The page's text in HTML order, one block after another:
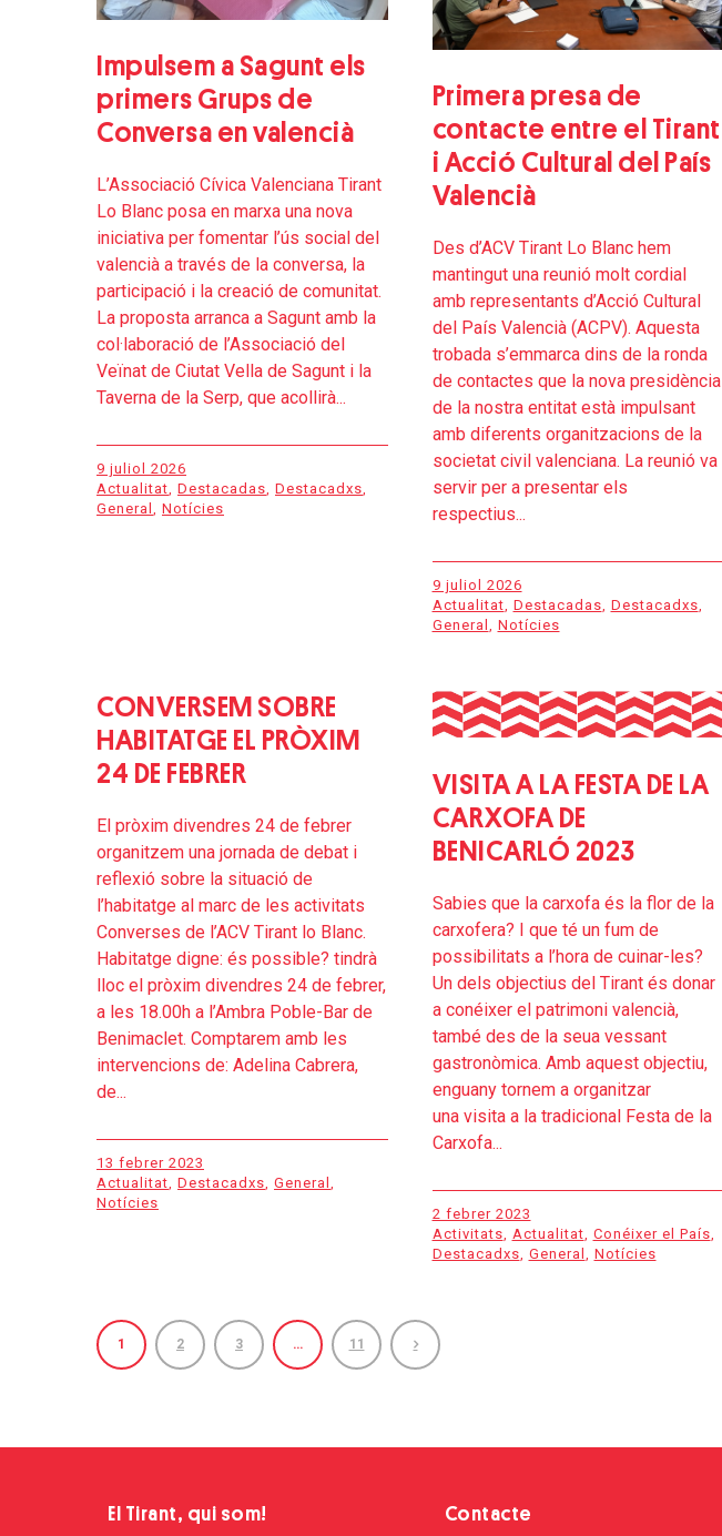
Impulsem a Sagunt els
primers Grups de
Conversa en valencià
L’Associació Cívica Valenciana Tirant
Lo Blanc posa en marxa una nova
iniciativa per fomentar l’ús social del
valencià a través de la conversa, la
participació i la creació de comunitat.
La proposta arranca a Sagunt amb la
col·laboració de l’Associació del
Veïnat de Ciutat Vella de Sagunt i la
Taverna de la Serp, que acollirà...
9 juliol 2026
Actualitat, Destacadas, Destacadxs,
General , Notícies
Primera presa de
contacte entre el Tirant
i Acció Cultural del País
Valencià
Des d’ACV Tirant Lo Blanc hem
mantingut una reunió molt cordial
amb representants d’Acció Cultural
del País Valencià (ACPV). Aquesta
trobada s’emmarca dins de la ronda
de contactes que la nova presidència
de la nostra entitat està impulsant
amb diferents organitzacions de la
societat civil valenciana. La reunió va
servir per a presentar els
respectius...
9 juliol 2026
Actualitat, Destacadas, Destacadxs,
General , Notícies
CONVERSEM SOBRE
HABITATGE EL PRÒXIM
24 DE FEBRER
El pròxim divendres 24 de febrer
organitzem una jornada de debat i
reflexió sobre la situació de
l’habitatge al marc de les activitats
Converses de l’ACV Tirant lo Blanc.
Habitatge digne: és possible? tindrà
lloc el pròxim divendres 24 de febrer,
a les 18.00h a l’Ambra Poble-Bar de
Benimaclet. Comptarem amb les
intervencions de: Adelina Cabrera,
de...
13 febrer 2023
Actualitat, Destacadxs, General ,
Notícies
VISITA A LA FESTA DE LA
CARXOFA DE
BENICARLÓ 2023
Sabies que la carxofa és la flor de la
carxofera? I que té un fum de
possibilitats a l’hora de cuinar-les?
Un dels objectius del Tirant és donar
a conéixer el patrimoni valencià,
també des de la seua vessant
gastronòmica. Amb aquest objectiu,
enguany tornem a organitzar
una visita a la tradicional Festa de la
Carxofa...
2 febrer 2023
Activitats
Actualitat Conéixer el País
Destacadxs General Notícies
1 2 3 … 11
El Tirant, qui som! Contacte